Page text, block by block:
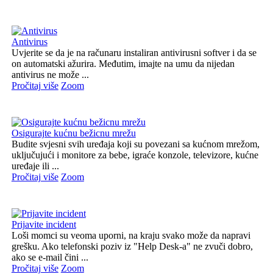
Antivirus
Uvjerite se da je na računaru instaliran antivirusni softver i da se
on automatski ažurira. Međutim, imajte na umu da nijedan
antivirus ne može ...
Pročitaj više Zoom
Osigurajte kućnu bežicnu mrežu
Budite svjesni svih uređaja koji su povezani sa kućnom mrežom,
uključujući i monitore za bebe, igraće konzole, televizore, kućne
uređaje ili ...
Pročitaj više Zoom
Prijavite incident
Loši momci su veoma uporni, na kraju svako može da napravi
grešku. Ako telefonski poziv iz "Help Desk-a" ne zvuči dobro,
ako se e-mail čini ...
Pročitaj više Zoom